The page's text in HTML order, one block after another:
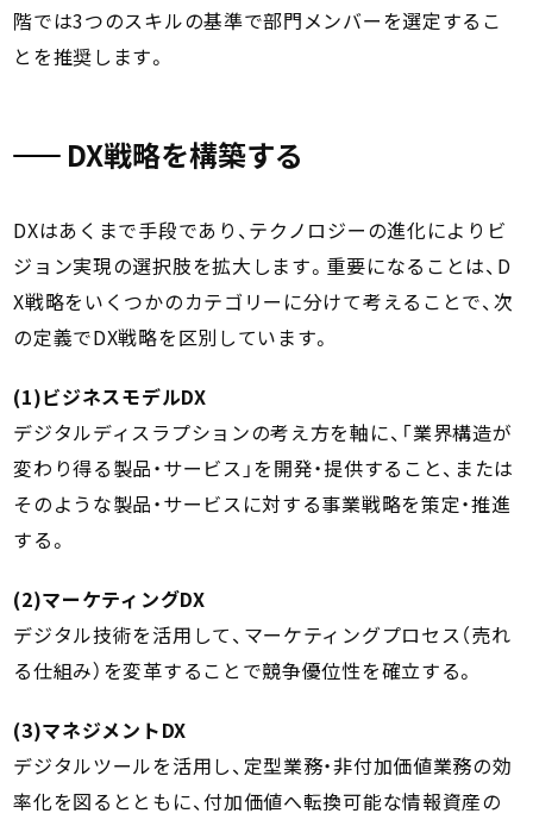
階では3つのスキルの基準で部門メンバーを選定するこ
とを推奨します。
DX戦略を構築する
DXはあくまで手段であり、テクノロジーの進化によりビ
ジョン実現の選択肢を拡大します。重要になることは、D
X戦略をいくつかのカテゴリーに分けて考えることで、次
の定義でDX戦略を区別しています。
(1)ビジネスモデルDX
デジタルディスラプションの考え方を軸に、「業界構造が
変わり得る製品・サービス」を開発・提供すること、または
そのような製品・サービスに対する事業戦略を策定・推進
する。
(2)マーケティングDX
デジタル技術を活用して、マーケティングプロセス（売れ
る仕組み）を変革することで競争優位性を確立する。
(3)マネジメントDX
デジタルツールを活用し、定型業務・非付加価値業務の効
率化を図るとともに、付加価値へ転換可能な情報資産の